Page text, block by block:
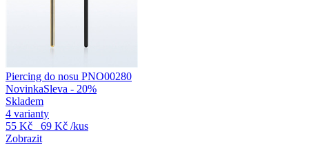
Piercing do nosu PNO00280
NovinkaSleva - 20%
Skladem
4 varianty
55 Kč
69 Kč /kus
Zobrazit